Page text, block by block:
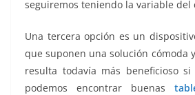
seguiremos teniendo la variable del
Una tercera opción es un
que suponen una solución cómoda
resulta todavía más beneficioso si
podemos encontrar buenas